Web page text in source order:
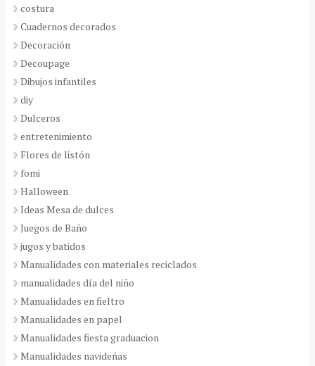
costura
Cuadernos decorados
Decoración
Decoupage
Dibujos infantiles
diy
Dulceros
entretenimiento
Flores de listón
fomi
Halloween
Ideas Mesa de dulces
Juegos de Baño
jugos y batidos
Manualidades con materiales reciclados
manualidades día del niño
Manualidades en fieltro
Manualidades en papel
Manualidades fiesta graduacion
Manualidades navideñas